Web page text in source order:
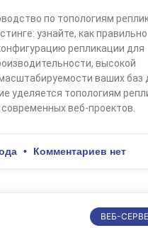
по топологиям
узнайте, как правильно
репликации для
высокой
ваших баз
уделяется топологиям
веб-проектов.
Комментариев нет
ВЕБ-